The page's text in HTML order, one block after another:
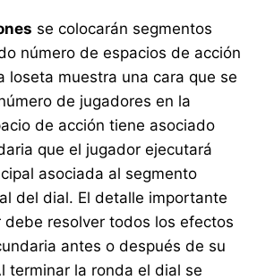
se colocarán segmentos
número de espacios de acción
loseta muestra una cara que se
de jugadores en la
de acción tiene asociado
que el jugador ejecutará
asociada al segmento
del dial. El detalle importante
debe resolver todos los efectos
antes o después de su
terminar la ronda el dial se